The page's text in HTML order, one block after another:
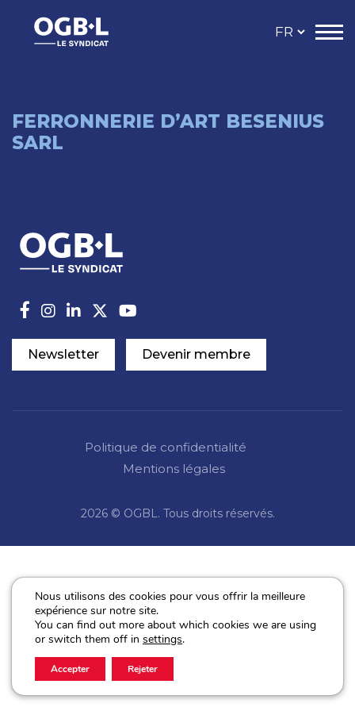
FERRONNERIE D’ART BESENIUS
SARL
Newsletter Devenir membre
Politique de confidentialité
Mentions légales
2026 © OGBL. Tous droits réservés.
Nous utilisons des cookies pour vous offrir la meilleure
expérience sur notre site.
You can find out more about which cookies we are using
or switch them off in settings.
Accepter Rejeter